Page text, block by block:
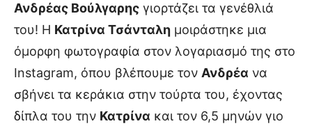
Ανδρέας Βούλγαρης γιορτάζει τα γενέθλιά
του! Η Κατρίνα Τσάνταλη μοιράστηκε μια
όμορφη φωτογραφία στον λογαριασμό της στο
Instagram, όπου βλέπουμε τον Ανδρέα να
σβήνει τα κεράκια στην τούρτα του, έχοντας
δίπλα του την Κατρίνα και τον 6,5 μηνών γιο